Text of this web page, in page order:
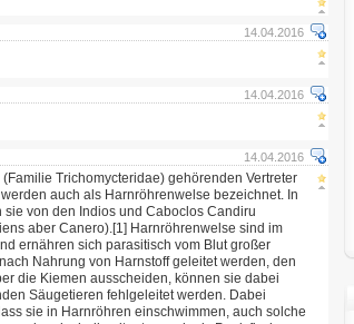
14.04.2016
14.04.2016
14.04.2016
Trichomycteridae) gehörenden Vertreter
auch als Harnröhrenwelse bezeichnet. In
von den Indios und Caboclos Candiru
aber Canero).[1] Harnröhrenwelse sind im
ernähren sich parasitisch vom Blut großer
Nahrung von Harnstoff geleitet werden, den
die Kiemen ausscheiden, können sie dabei
Säugetieren fehlgeleitet werden. Dabei
sie in Harnröhren einschwimmen, auch solche